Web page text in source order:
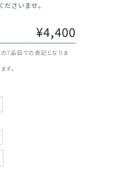
ださいませ。
¥4,400
7品目での表記となりま
す。